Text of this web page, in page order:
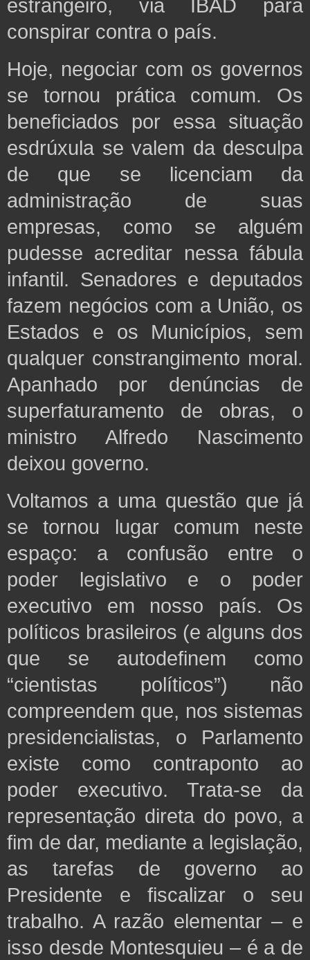
estrangeiro, via IBAD para
conspirar contra o país.
Hoje, negociar com os governos
se tornou prática comum. Os
beneficiados por essa situação
esdrúxula se valem da desculpa
de que se licenciam da
administração de suas
empresas, como se alguém
pudesse acreditar nessa fábula
infantil. Senadores e deputados
fazem negócios com a União, os
Estados e os Municípios, sem
qualquer constrangimento moral.
Apanhado por denúncias de
superfaturamento de obras, o
ministro Alfredo Nascimento
deixou governo.
Voltamos a uma questão que já
se tornou lugar comum neste
espaço: a confusão entre o
poder legislativo e o poder
executivo em nosso país. Os
políticos brasileiros (e alguns dos
que se autodefinem como
“cientistas políticos”) não
compreendem que, nos sistemas
presidencialistas, o Parlamento
existe como contraponto ao
poder executivo. Trata-se da
representação direta do povo, a
fim de dar, mediante a legislação,
as tarefas de governo ao
Presidente e fiscalizar o seu
trabalho. A razão elementar – e
isso desde Montesquieu – é a de